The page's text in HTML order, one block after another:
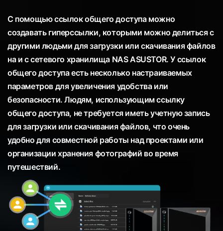
С помощью ссылок общего доступа можно
создавать гиперссылки, которыми можно делиться с
другими людьми для загрузки или скачивания файлов
на и с сетевого хранилища NAS ASUSTOR. У ссылок
общего доступа есть несколько настраиваемых
параметров для увеличения удобства или
безопасности. Людям, использующим ссылку
общего доступа, не требуется иметь учетную запись
для загрузки или скачивания файлов, что очень
удобно для совместной работы над проектами или
организации хранения фотографий во время
путешествий.